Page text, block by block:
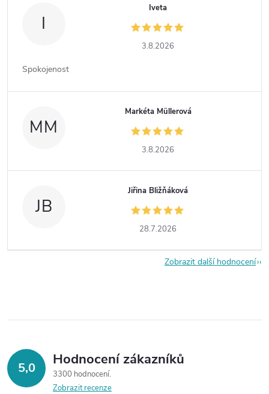
I
Iveta
3.8.2026
Spokojenost
MM
Markéta Müllerová
3.8.2026
JB
Jiřina Bližňáková
28.7.2026
Zobrazit další hodnocení
5,0 Hodnocení zákazníků
3300 hodnocení
Zobrazit recenze